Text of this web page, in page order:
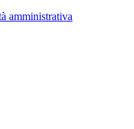
amministrativa